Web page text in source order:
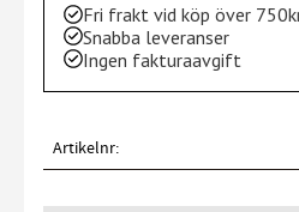
Fri frakt vid köp över
Snabba leveranser
Ingen fakturaavgift
Artikelnr